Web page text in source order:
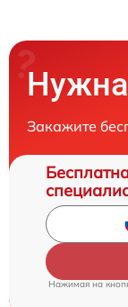
Нужна
Закажите
Нажимая на